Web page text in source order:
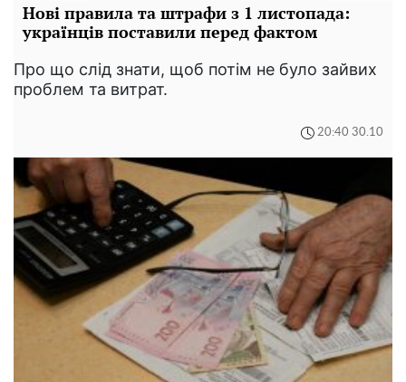
Нові правила та штрафи з 1 листопада:
українців поставили перед фактом
Про що слід знати, щоб потім не було зайвих
проблем та витрат.
20:40 30.10